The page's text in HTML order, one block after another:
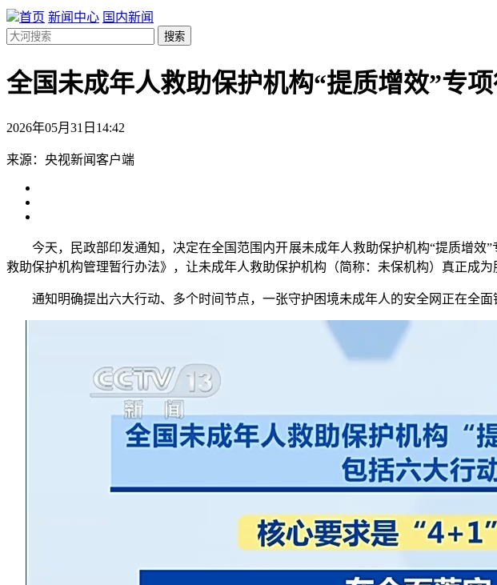
首页 新闻中心 国内新闻
搜索
全国未成年人救助保护机构“提质增效”专
2026年05月31日14:42
来源：央视新闻客户端
今天，民政部印发通知，决定在全国范围内开展未成年人救助保护机构“提质增效”
救助保护机构管理暂行办法》，让未成年人救助保护机构（简称：未保机构）真正成为
通知明确提出六大行动、多个时间节点，一张守护困境未成年人的安全网正在全面